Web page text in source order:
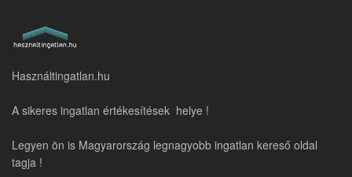
Használtingatlan.hu
A sikeres ingatlan értékesítések helye !
Legyen ön is Magyarország legnagyobb ingatlan kereső oldal
tagja !